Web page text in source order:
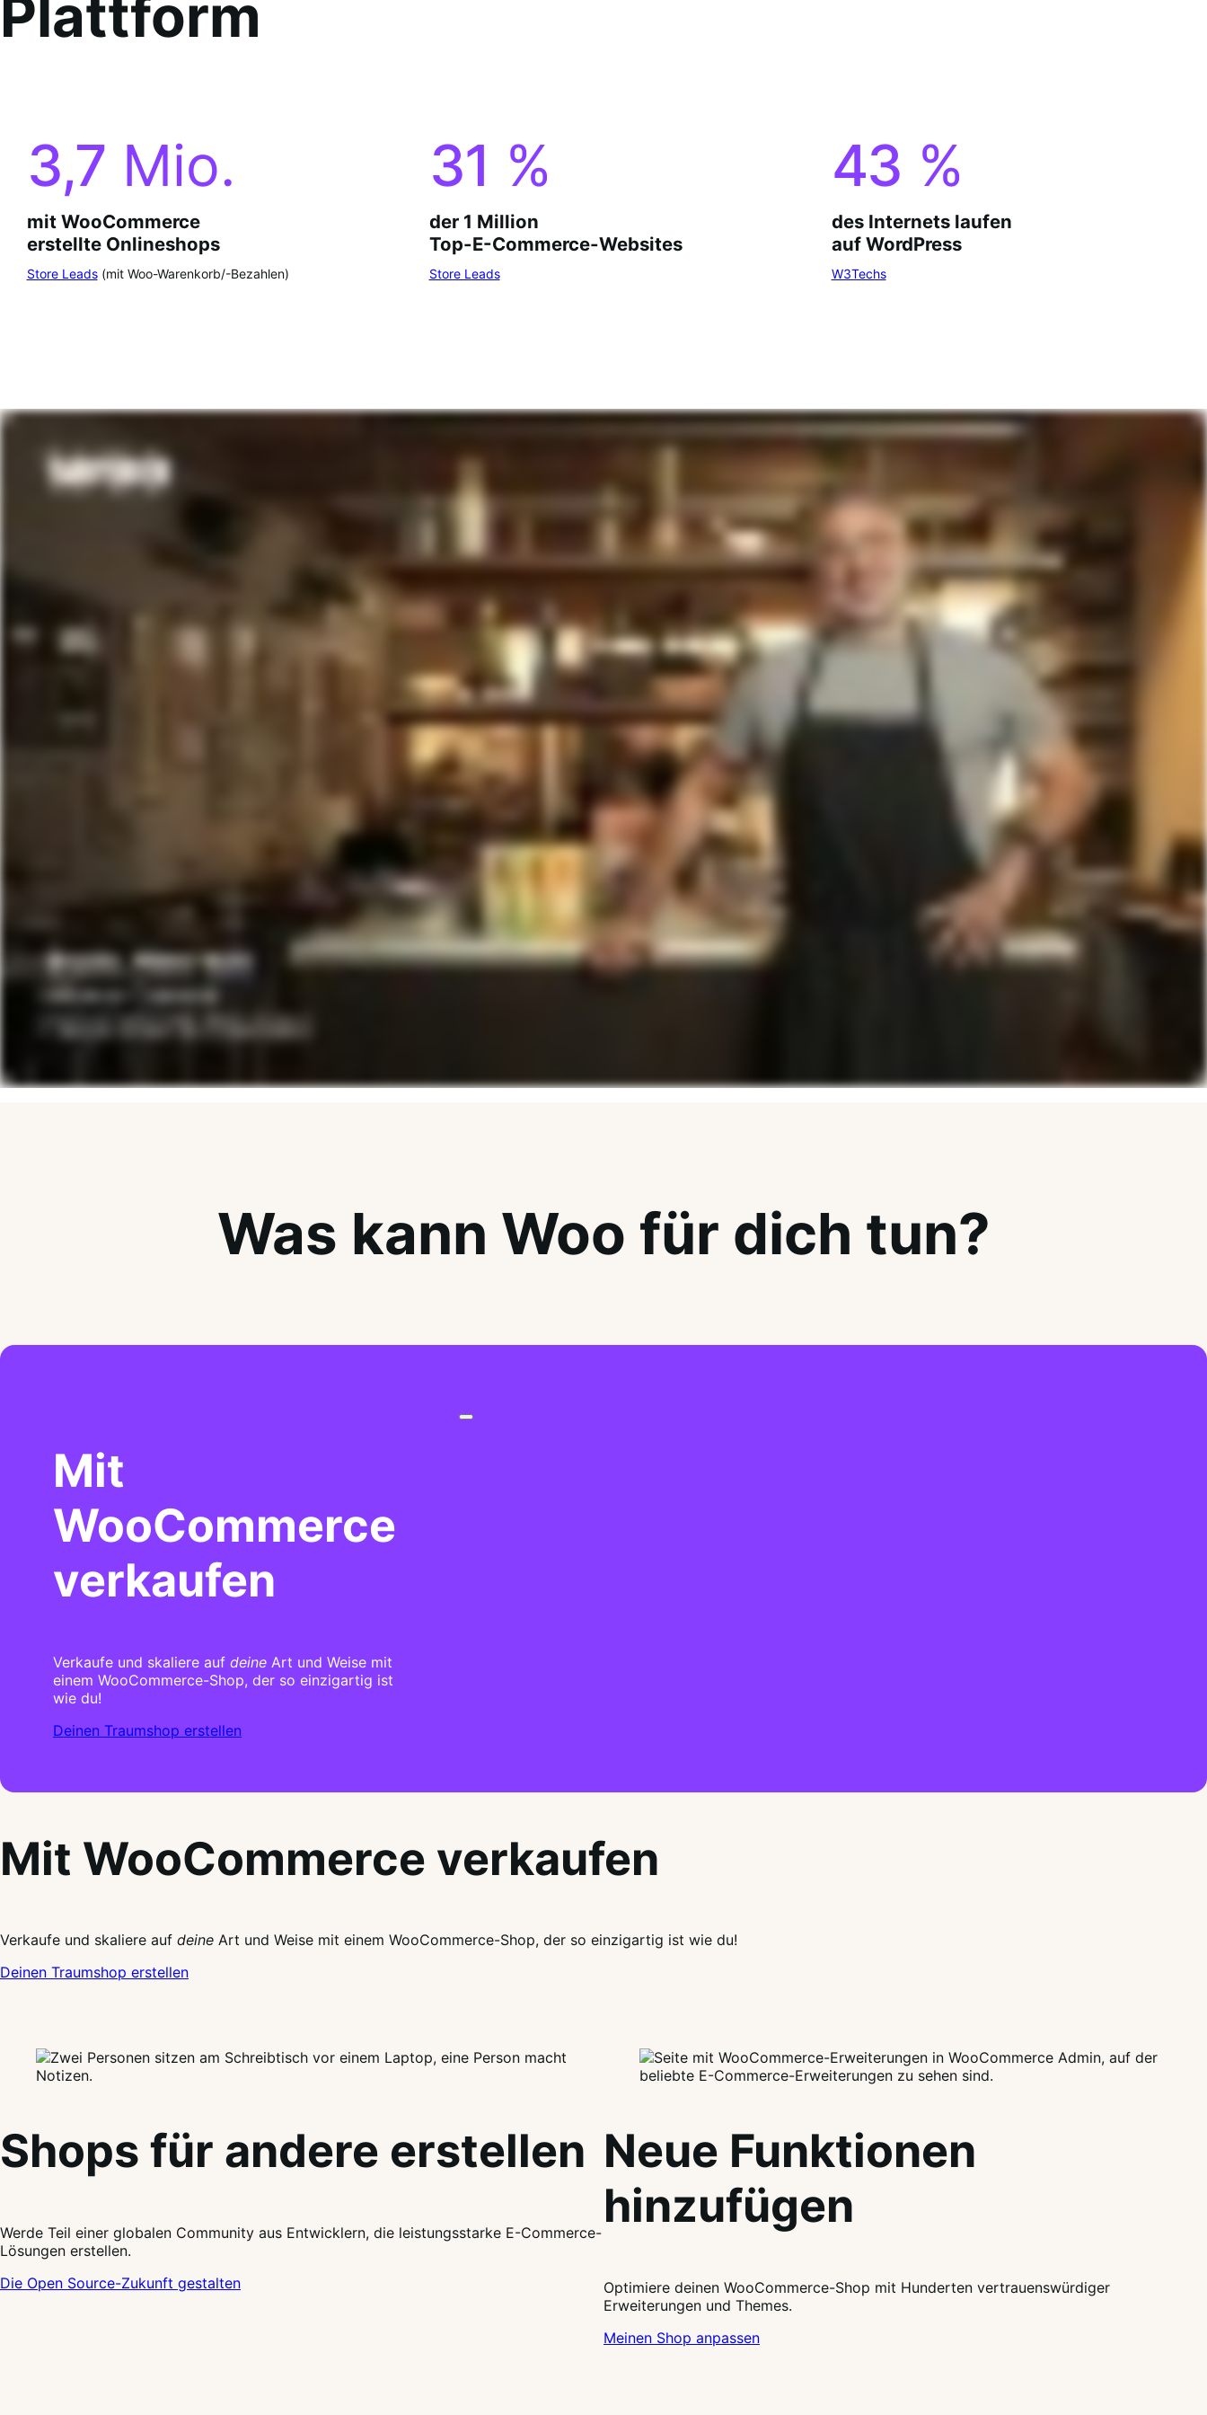
Plattform
3,7 Mio.
mit WooCommerce
erstellte Onlineshops
Store Leads(mit Woo-Warenkorb/-Bezahlen)
31 %
der 1 Million
Top-E-Commerce-Websites
Store Leads
43 %
des Internets laufen
auf WordPress
W3Techs
Was kann Woo für dich tun?
Mit
WooCommerce
verkaufen
Verkaufe und skaliere aufdeine Art und Weise mit
einem WooCommerce-Shop, der so einzigartig ist
wie du!
Deinen Traumshop erstellen
Mit WooCommerce verkaufen
Verkaufe und skaliere auf deine Art und Weise mit einem WooCommerce-Shop, der so einzigartig ist wie du!
Deinen Traumshop erstellen
Shops für andere erstellen
Werde Teil einer globalen Community aus Entwicklern, die leistungsstarke E-Commerce-
Lösungen erstellen.
Die Open Source-Zukunft gestalten
Neue Funktionen
hinzufügen
Optimiere deinen WooCommerce-Shop mit Hunderten vertrauenswürdiger
Erweiterungen und Themes.
Meinen Shop anpassen